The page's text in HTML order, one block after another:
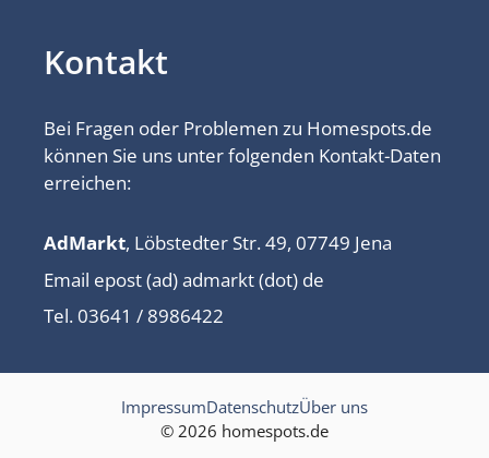
Kontakt
Bei Fragen oder Problemen zu Homespots.de
können Sie uns unter folgenden Kontakt-Daten
erreichen:
AdMarkt, Löbstedter Str. 49, 07749 Jena
Email epost (ad) admarkt (dot) de
Tel. 03641 / 8986422
© 2026 homespots.de
ImpressumDatenschutzÜber uns